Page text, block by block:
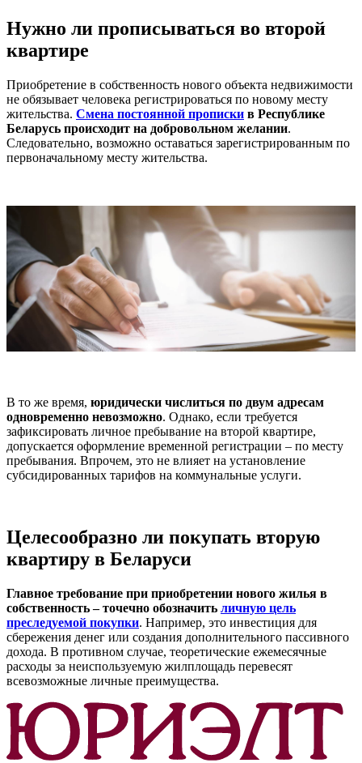
Нужно ли прописываться во второй
квартире
Приобретение в собственность нового объекта недвижимости
не обязывает человека регистрироваться по новому месту
жительства. Смена постоянной прописки в Республике
Беларусь происходит на добровольном желании.
Следовательно, возможно оставаться зарегистрированным по
первоначальному месту жительства.
В то же время, юридически числиться по двум адресам
одновременно невозможно. Однако, если требуется
зафиксировать личное пребывание на второй квартире,
допускается оформление временной регистрации – по месту
пребывания. Впрочем, это не влияет на установление
субсидированных тарифов на коммунальные услуги.
Целесообразно ли покупать вторую
квартиру в Беларуси
Главное требование при приобретении нового жилья в
собственность – точечно обозначить личную цель
преследуемой покупки. Например, это инвестиция для
сбережения денег или создания дополнительного пассивного
дохода. В противном случае, теоретические ежемесячные
расходы за неиспользуемую жилплощадь перевесят
всевозможные личные преимущества.